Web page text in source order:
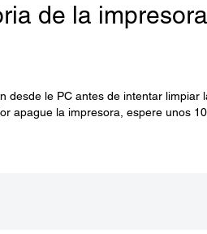
de la
desde le PC antes de intentar limpiar
apague la impresora, espere unos